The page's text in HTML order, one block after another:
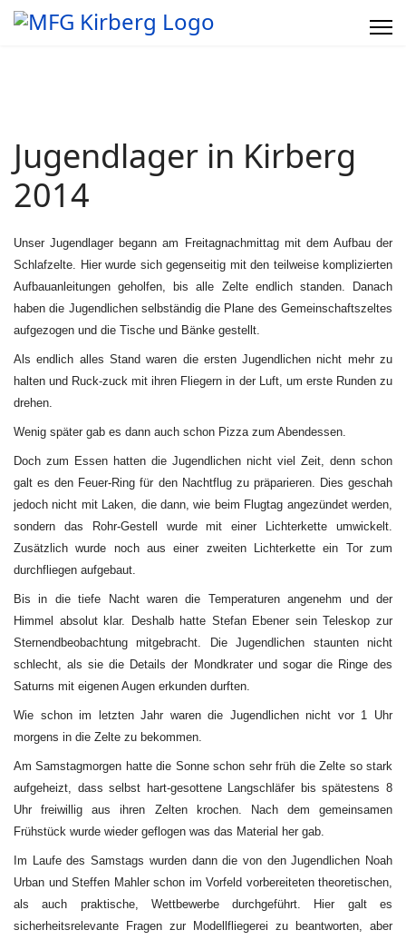
Jugendlager in Kirberg
2014
Unser Jugendlager begann am Freitagnachmittag mit dem Aufbau der
Schlafzelte. Hier wurde sich gegenseitig mit den teilweise komplizierten
Aufbauanleitungen geholfen, bis alle Zelte endlich standen. Danach
haben die Jugendlichen selbständig die Plane des Gemeinschaftszeltes
aufgezogen und die Tische und Bänke gestellt.
Als endlich alles Stand waren die ersten Jugendlichen nicht mehr zu
halten und Ruck-zuck mit ihren Fliegern in der Luft, um erste Runden zu
drehen.
Wenig später gab es dann auch schon Pizza zum Abendessen.
Doch zum Essen hatten die Jugendlichen nicht viel Zeit, denn schon
galt es den Feuer-Ring für den Nachtflug zu präparieren. Dies geschah
jedoch nicht mit Laken, die dann, wie beim Flugtag angezündet werden,
sondern das Rohr-Gestell wurde mit einer Lichterkette umwickelt.
Zusätzlich wurde noch aus einer zweiten Lichterkette ein Tor zum
durchfliegen aufgebaut.
Bis in die tiefe Nacht waren die Temperaturen angenehm und der
Himmel absolut klar. Deshalb hatte Stefan Ebener sein Teleskop zur
Sternendbeobachtung mitgebracht. Die Jugendlichen staunten nicht
schlecht, als sie die Details der Mondkrater und sogar die Ringe des
Saturns mit eigenen Augen erkunden durften.
Wie schon im letzten Jahr waren die Jugendlichen nicht vor 1 Uhr
morgens in die Zelte zu bekommen.
Am Samstagmorgen hatte die Sonne schon sehr früh die Zelte so stark
aufgeheizt, dass selbst hart-gesottene Langschläfer bis spätestens 8
Uhr freiwillig aus ihren Zelten krochen. Nach dem gemeinsamen
Frühstück wurde wieder geflogen was das Material her gab.
Im Laufe des Samstags wurden dann die von den Jugendlichen Noah
Urban und Steffen Mahler schon im Vorfeld vorbereiteten theoretischen,
als auch praktische, Wettbewerbe durchgeführt. Hier galt es
sicherheitsrelevante Fragen zur Modellfliegerei zu beantworten, aber